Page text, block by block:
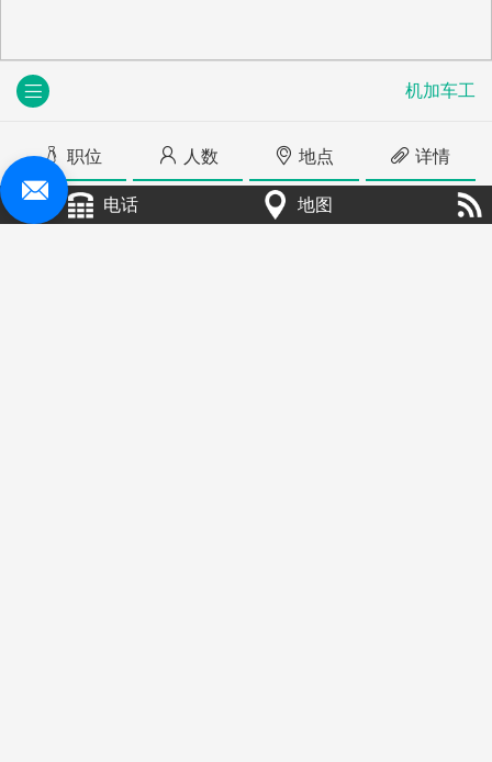
机加车工
职位 人数 地点 详情
机加车工 电话 地图